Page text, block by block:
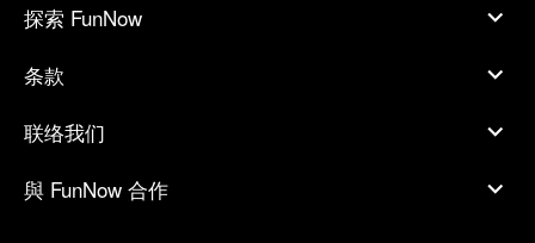
探索 FunNow
条款
联络我们
與 FunNow 合作